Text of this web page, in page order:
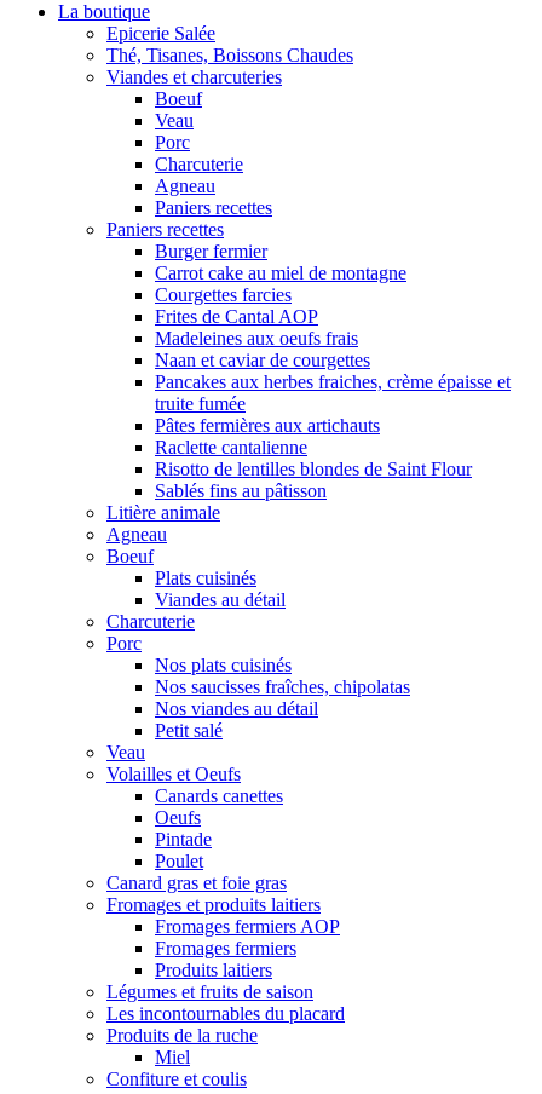
La boutique
Epicerie Salée
Thé, Tisanes, Boissons Chaudes
Viandes et charcuteries
Boeuf
Veau
Porc
Charcuterie
Agneau
Paniers recettes
Paniers recettes
Burger fermier
Carrot cake au miel de montagne
Courgettes farcies
Frites de Cantal AOP
Madeleines aux oeufs frais
Naan et caviar de courgettes
Pancakes aux herbes fraiches, crème épaisse et
truite fumée
Pâtes fermières aux artichauts
Raclette cantalienne
Risotto de lentilles blondes de Saint Flour
Sablés fins au pâtisson
Litière animale
Agneau
Boeuf
Plats cuisinés
Viandes au détail
Charcuterie
Porc
Nos plats cuisinés
Nos saucisses fraîches, chipolatas
Nos viandes au détail
Petit salé
Veau
Volailles et Oeufs
Canards canettes
Oeufs
Pintade
Poulet
Canard gras et foie gras
Fromages et produits laitiers
Fromages fermiers AOP
Fromages fermiers
Produits laitiers
Légumes et fruits de saison
Les incontournables du placard
Produits de la ruche
Miel
Confiture et coulis